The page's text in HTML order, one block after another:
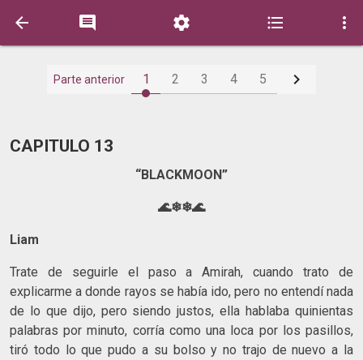
    
Parte anterior 1 2 3 4 5 
CAPITULO 13
“BLACKMOON”
🌊❄❄🌊
Liam
Trate de seguirle el paso a Amirah, cuando trato de
explicarme a donde rayos se había ido, pero no entendí nada
de lo que dijo, pero siendo justos, ella hablaba quinientas
palabras por minuto, corría como una loca por los pasillos,
tiró todo lo que pudo a su bolso y no trajo de nuevo a la